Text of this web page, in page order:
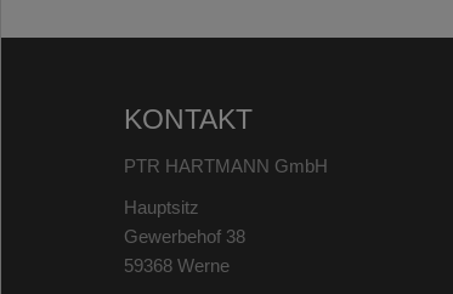
KONTAKT
PTR HARTMANN GmbH
Hauptsitz
Gewerbehof 38
59368 Werne